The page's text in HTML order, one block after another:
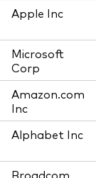
Apple Inc
Microsoft
Corp
Amazon.com
Inc
Alphabet Inc
Broadcom